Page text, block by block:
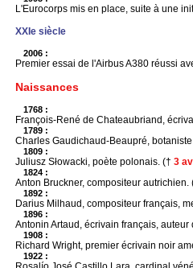
L'Eurocorps mis en place, suite à une
XXIe siècle
2006 :
Premier essai de l'Airbus A380 réussi
Naissances
1768 :
François-René de Chateaubriand,
1789 :
Charles Gaudichaud-Beaupré,
1809 :
Juliusz Słowacki, poète polonais. († 3
1824 :
Anton Bruckner, compositeur autrichien.
1892 :
Darius Milhaud, compositeur français,
1896 :
Antonin Artaud, écrivain français,
1908 :
Richard Wright, premier écrivain noir
1922 :